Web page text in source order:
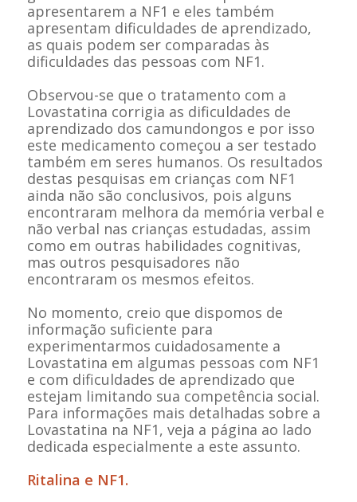
apresentarem a NF1 e eles também
apresentam dificuldades de aprendizado,
as quais podem ser comparadas às
dificuldades das pessoas com NF1.
Observou-se que o tratamento com a
Lovastatina corrigia as dificuldades de
aprendizado dos camundongos e por isso
este medicamento começou a ser testado
também em seres humanos. Os resultados
destas pesquisas em crianças com NF1
ainda não são conclusivos, pois alguns
encontraram melhora da memória verbal e
não verbal nas crianças estudadas, assim
como em outras habilidades cognitivas,
mas outros pesquisadores não
encontraram os mesmos efeitos.
No momento, creio que dispomos de
informação suficiente para
experimentarmos cuidadosamente a
Lovastatina em algumas pessoas com NF1
e com dificuldades de aprendizado que
estejam limitando sua competência social.
Para informações mais detalhadas sobre a
Lovastatina na NF1, veja a página ao lado
dedicada especialmente a este assunto.
Ritalina e NF1.